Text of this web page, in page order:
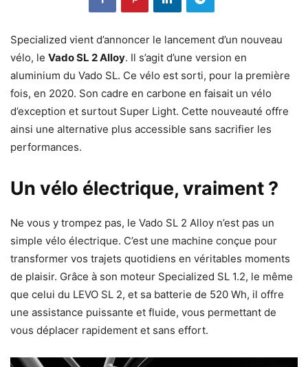
Specialized vient d’annoncer le lancement d’un nouveau
vélo, le Vado SL 2 Alloy. Il s’agit d’une version en
aluminium du Vado SL. Ce vélo est sorti, pour la première
fois, en 2020. Son cadre en carbone en faisait un vélo
d’exception et surtout Super Light. Cette nouveauté offre
ainsi une alternative plus accessible sans sacrifier les
performances.
Un vélo électrique, vraiment ?
Ne vous y trompez pas, le Vado SL 2 Alloy n’est pas un
simple vélo électrique. C’est une machine conçue pour
transformer vos trajets quotidiens en véritables moments
de plaisir. Grâce à son moteur Specialized SL 1.2, le même
que celui du LEVO SL 2, et sa batterie de 520 Wh, il offre
une assistance puissante et fluide, vous permettant de
vous déplacer rapidement et sans effort.